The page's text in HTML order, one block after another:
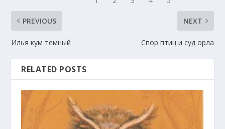
PREVIOUS
Илья кум темный
NEXT
Спор птиц и суд орла
RELATED POSTS